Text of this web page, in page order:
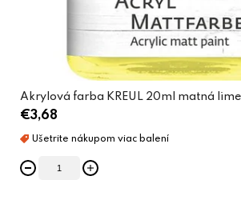
Akrylová farba KREUL 20ml matná
€3,68